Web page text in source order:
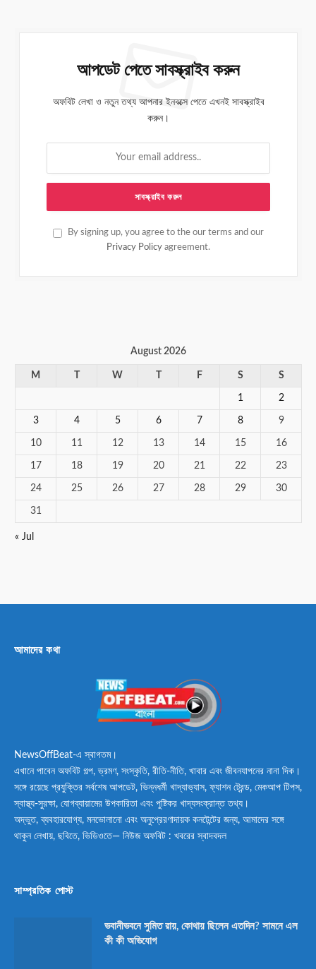
আপডেট পেতে সাবস্ক্রাইব করুন
অফবিট লেখা ও নতুন তথ্য আপনার ইনবক্সে পেতে এখনই সাবস্ক্রাইব
করুন।
By signing up, you agree to the our terms and our
Privacy Policy agreement.
August 2026
M T W T F S S
1 2
3 4 5 6 7 8 9
10 11 12 13 14 15 16
17 18 19 20 21 22 23
24 25 26 27 28 29 30
31
« Jul
আমাদের কথা
NewsOffBeat-এ স্বাগতম।
এখানে পাবেন অফবিট গল্প, ভ্রমণ, সংস্কৃতি, রীতি-নীতি, খাবার এবং জীবনযাপনের নানা দিক।
সঙ্গে রয়েছে প্রযুক্তির সর্বশেষ আপডেট, ভিন্নধর্মী খাদ্যাভ্যাস, ফ্যাশন ট্রেন্ড, মেকআপ টিপস,
স্বাস্থ্য-সুরক্ষা, যোগব্যায়ামের উপকারিতা এবং পুষ্টিকর খাদ্যসংক্রান্ত তথ্য।
অদ্ভুত, ব্যবহারযোগ্য, মনভোলানো এবং অনুপ্রেরণাদায়ক কনটেন্টের জন্য, আমাদের সঙ্গে
থাকুন লেখায়, ছবিতে, ভিডিওতে— নিউজ অফবিট : খবরের স্বাদবদল
সাম্প্রতিক পোস্ট
ভবানীভবনে সুমিত রায়, কোথায় ছিলেন এতদিন? সামনে এল
কী কী অভিযোগ